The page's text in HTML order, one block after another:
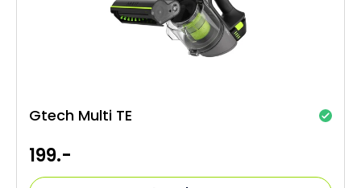
199.-
Gtech Multi TE